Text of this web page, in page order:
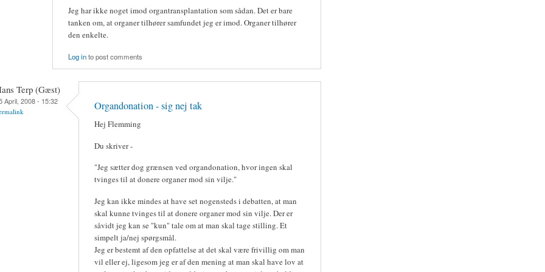
Jeg har ikke noget imod organtransplantation som sådan. Det er bare
tanken om, at organer tilhører samfundet jeg er imod. Organer tilhører
den enkelte.
Log into post comments
Terp (Gæst)
April, 2008 - 15:32 Organdonation - sig nej tak
Hej Flemming
Du skriver -
"Jeg sætter dog grænsen ved organdonation, hvor ingen skal
tvinges til at donere organer mod sin vilje."
Jeg kan ikke mindes at have set nogensteds i debatten, at man
skal kunne tvinges til at donere organer mod sin vilje. Der er
såvidt jeg kan se "kun" tale om at man skal tage stilling. Et
simpelt ja/nej spørgsmål.
Jeg er bestemt af den opfattelse at det skal være frivillig om man
vil eller ej, ligesom jeg er af den mening at man skal have lov at